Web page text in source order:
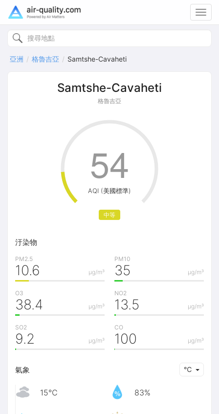
亞洲 格魯吉亞 Samtshe-Cavaheti
Samtshe-Cavaheti
格魯吉亞
AQI (美國標準)
中等
54
汙染物
PM2.5
μg/m³
10.6
PM10
μg/m³
35
O3
μg/m³
38.4
NO2
μg/m³
13.5
SO2
μg/m³
9.2
CO
μg/m³
100
氣象 ℃
15℃ 83%